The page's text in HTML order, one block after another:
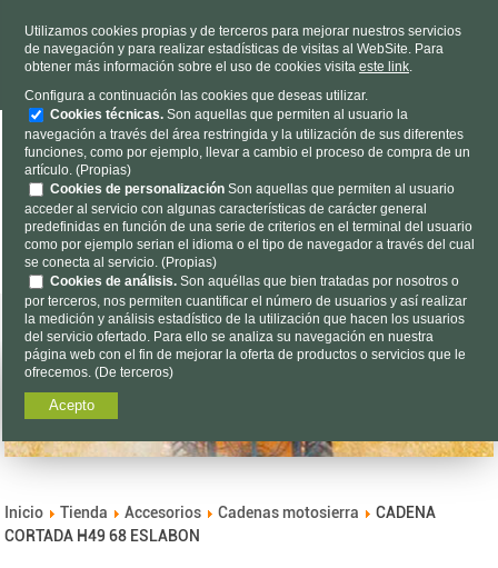
HORARIOL-V 9h a 19h S 9h a 13h
Dónde estamos |Contacto| Nosotros
Encuéntalo aquí...
Inicio Tienda Accesorios Cadenas motosierra
CADENA
CORTADA H49 68 ESLABON
Utilizamos cookies propias y de terceros para mejorar nuestros servicios
de navegación y para realizar estadísticas de visitas al WebSite. Para
obtener más información sobre el uso de cookies visita este link.
Configura a continuación las cookies que deseas utilizar.
Cookies técnicas. Son aquellas que permiten al usuario la
navegación a través del área restringida y la utilización de sus diferentes
funciones, como por ejemplo, llevar a cambio el proceso de compra de un
artículo. (Propias)
Cookies de personalización Son aquellas que permiten al usuario
acceder al servicio con algunas características de carácter general
predefinidas en función de una serie de criterios en el terminal del usuario
como por ejemplo serian el idioma o el tipo de navegador a través del cual
se conecta al servicio. (Propias)
Cookies de análisis. Son aquéllas que bien tratadas por nosotros o
por terceros, nos permiten cuantificar el número de usuarios y así realizar
la medición y análisis estadístico de la utilización que hacen los usuarios
del servicio ofertado. Para ello se analiza su navegación en nuestra
página web con el fin de mejorar la oferta de productos o servicios que le
ofrecemos. (De terceros)
Acepto